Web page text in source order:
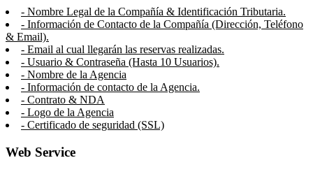
- Nombre Legal de la Compañía & Identificación Tributaria.
- Información de Contacto de la Compañía (Dirección, Teléfono
& Email).
- Email al cual llegarán las reservas realizadas.
- Usuario & Contraseña (Hasta 10 Usuarios).
- Nombre de la Agencia
- Información de contacto de la Agencia.
- Contrato & NDA
- Logo de la Agencia
- Certificado de seguridad (SSL)
Web Service